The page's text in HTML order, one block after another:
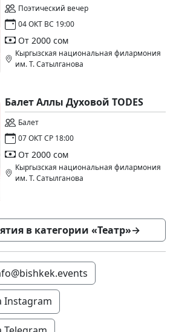
Поэтический вечер
04 ОКТ ВС 19:00
От 2000 сом
Кыргызская национальная филармония
им. Т. Сатылганова
Балет Аллы Духовой TODES
Балет
07 ОКТ СР 18:00
От 2000 сом
Кыргызская национальная филармония
им. Т. Сатылганова
в категории «Театр»→
Instagram